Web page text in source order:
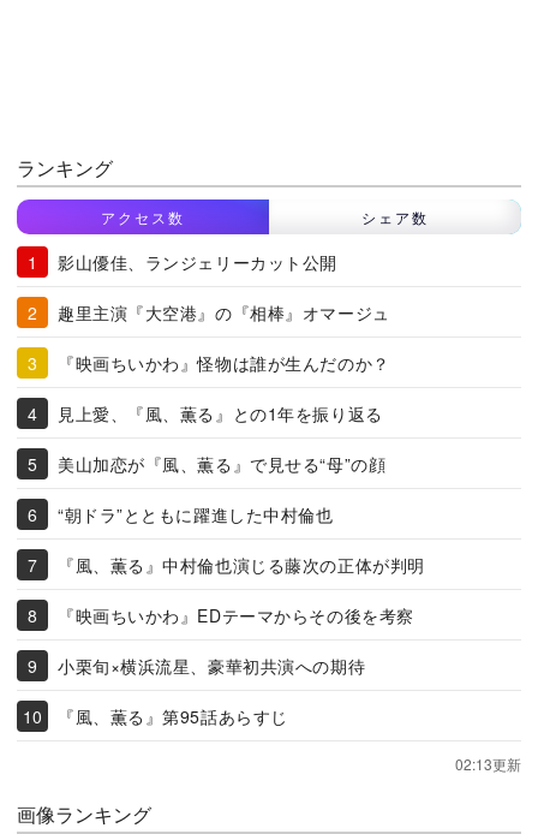
ランキング
アクセス数 シェア数
影山優佳、ランジェリーカット公開
趣里主演『大空港』の『相棒』オマージュ
『映画ちいかわ』怪物は誰が生んだのか？
見上愛、『風、薫る』との1年を振り返る
美山加恋が『風、薫る』で見せる“母”の顔
“朝ドラ”とともに躍進した中村倫也
『風、薫る』中村倫也演じる藤次の正体が判明
『映画ちいかわ』EDテーマからその後を考察
小栗旬×横浜流星、豪華初共演への期待
『風、薫る』第95話あらすじ
02:13更新
画像ランキング